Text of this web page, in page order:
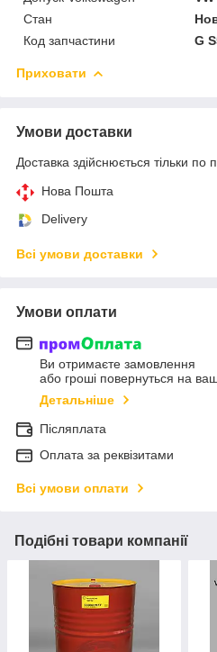
Стан
Код запчастини
G
Приховати
Умови доставки
Доставка здійснюється тільки по
Нова Пошта
Delivery
Всі умови доставки
Умови оплати
Ви отримаєте замовлення
або гроші повернуться на
Детальніше
Післяплата
Оплата за реквізитами
Всі умови оплати
Подібні товари компанії